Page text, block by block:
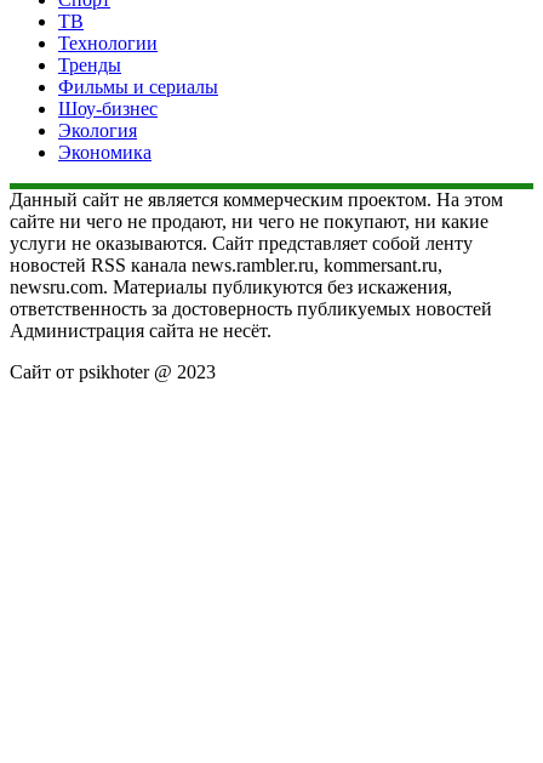
ТВ
Технологии
Тренды
Фильмы и сериалы
Шоу-бизнес
Экология
Экономика
Данный сайт не является коммерческим проектом. На этом
сайте ни чего не продают, ни чего не покупают, ни какие
услуги не оказываются. Сайт представляет собой ленту
новостей RSS канала news.rambler.ru, kommersant.ru,
newsru.com. Материалы публикуются без искажения,
ответственность за достоверность публикуемых новостей
Администрация сайта не несёт.
Сайт от psikhoter @ 2023